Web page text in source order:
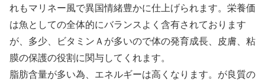
れもマリネー風で異国情緒豊かに仕上げられます。栄養価
は魚としての全体的にバランスよく含有されております
が、多少、ビタミンＡが多いので体の発育成長、皮膚、粘
膜の保護の役割に関与してくれます。
脂肪含量が多い為、エネルギーは高くなります。が良質の